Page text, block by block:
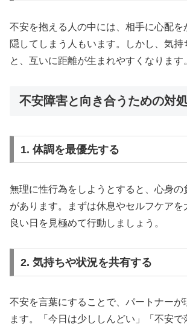
不安を抱える人の中には、相手に心配を
隠してしまう人もいます。しかし、気持
と、互いに距離が生まれやすくなります
不安障害と向き合うための対
1. 体調を最優先する
無理に性行為をしようとすると、心身の
があります。まずは休息やセルフケアを
良い日を見極めて行動しましょう。
2. 気持ちや状況を共有する
不安を言葉にすることで、パートナーが
ます。「今日は少ししんどい」「不安で